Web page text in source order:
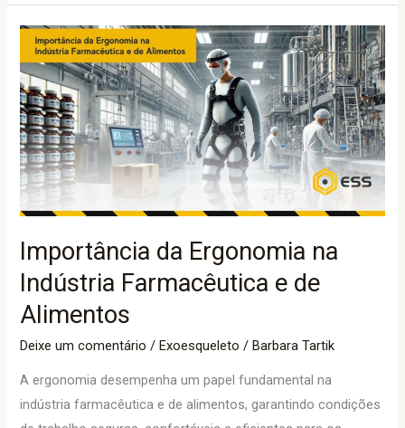
Importância da Ergonomia na
Indústria Farmacêutica e de
Alimentos
Deixe um comentário /Exoesqueleto /Barbara Tartik
A ergonomia desempenha um papel fundamental na
indústria farmacêutica e de alimentos, garantindo condições
Importância
da
Ergonomia
na
Indústria
Farmacêutica
e
de